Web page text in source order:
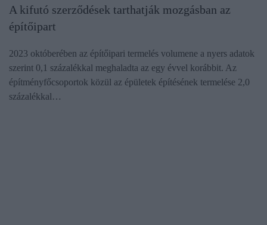
A kifutó szerződések tarthatják mozgásban az
építőipart
2023 októberében az építőipari termelés volumene a nyers adatok
szerint 0,1 százalékkal meghaladta az egy évvel korábbit. Az
építményfőcsoportok közül az épületek építésének termelése 2,0
százalékkal…